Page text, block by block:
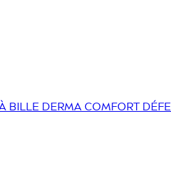
BILLE DERMA COMFORT